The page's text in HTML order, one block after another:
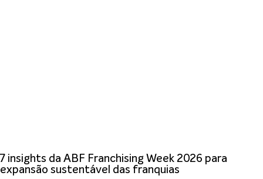
7 insights da ABF Franchising Week 2026 para
expansão sustentável das franquias